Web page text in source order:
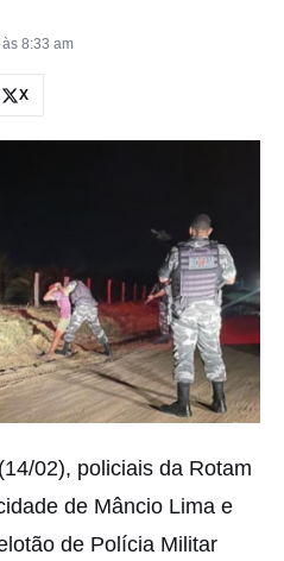
8:33 am
X
02), policiais da Rotam
de Mâncio Lima e
de Polícia Militar